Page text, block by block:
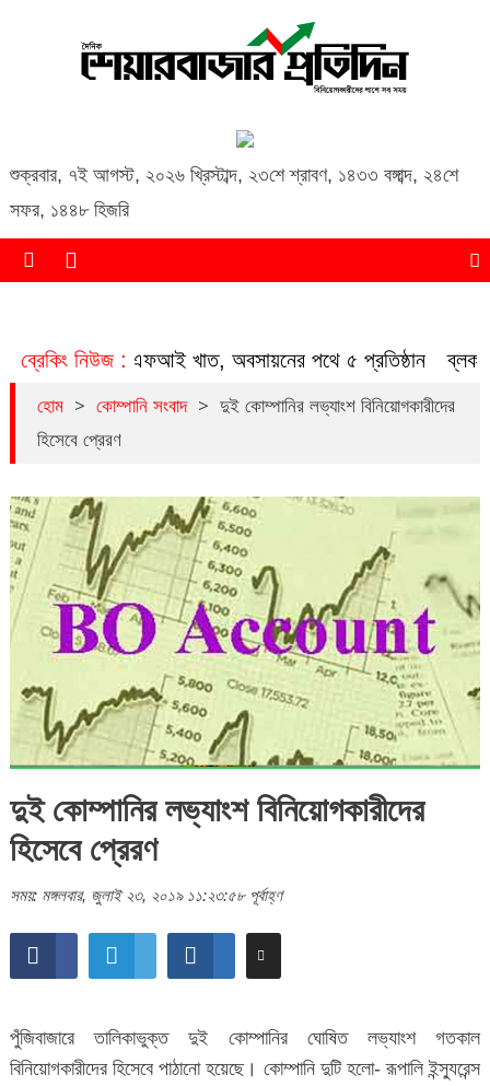
শুক্রবার, ৭ই আগস্ট, ২০২৬ খ্রিস্টাব্দ, ২৩শে শ্রাবণ, ১৪৩৩ বঙ্গাব্দ, ২৪শে
সফর, ১৪৪৮ হিজরি
ব্রেকিং নিউজ :
হচ্ছে এনবিএফআই খাত, অবসায়নের পথে ৫ প্রতিষ্ঠান ব্লক
হোম > কোম্পানি সংবাদ > দুই কোম্পানির লভ্যাংশ বিনিয়োগকারীদের
হিসেবে প্রেরণ
দুই কোম্পানির লভ্যাংশ বিনিয়োগকারীদের
হিসেবে প্রেরণ
সময়: মঙ্গলবার, জুলাই ২৩, ২০১৯ ১১:২৩:৫৮ পূর্বাহ্ণ
পুঁজিবাজারে তালিকাভুক্ত দুই কোম্পানির ঘোষিত লভ্যাংশ গতকাল
বিনিয়োগকারীদের হিসেবে পাঠানো হয়েছে। কোম্পানি দুটি হলো- রূপালি ইন্স্যুরেন্স